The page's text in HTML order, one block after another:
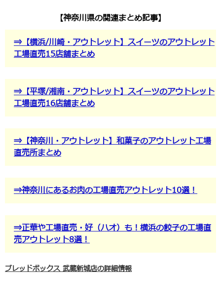
【神奈川県の関連まとめ記事】
⇒【横浜/川崎・アウトレット】スイーツのアウトレット
工場直売15店舗まとめ
⇒【平塚/湘南・アウトレット】スイーツのアウトレット
工場直売16店舗まとめ
⇒【神奈川・アウトレット】和菓子のアウトレット工場
直売所まとめ
⇒神奈川にあるお肉の工場直売アウトレット10選！
⇒正華や工場直売・好（ハオ）も！横浜の餃子の工場直
売アウトレット8選！
ブレッドボックス 武蔵新城店の詳細情報